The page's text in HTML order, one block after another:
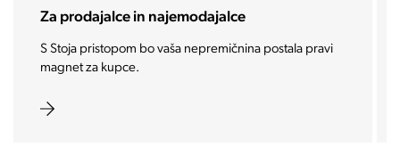
Za investitorje
Vašo investicijo ponesemo med najbolj iskane in
zaželene nepremičnine prihodnosti.